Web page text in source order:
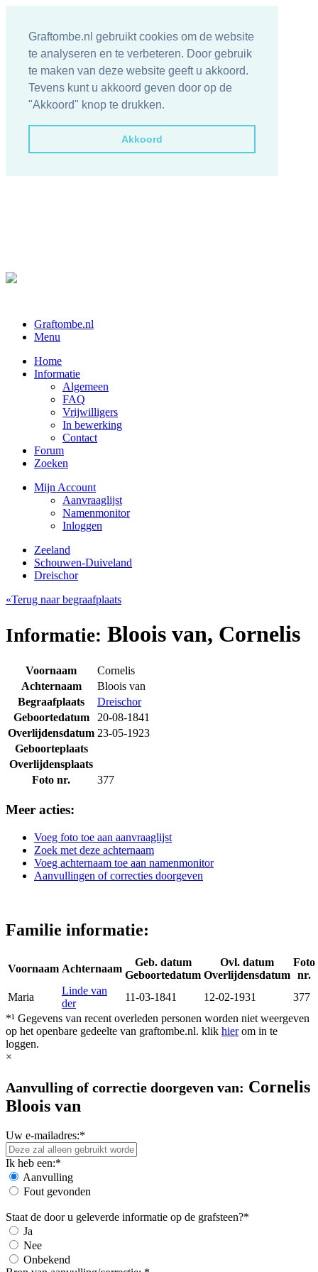
Graftombe.nl gebruikt cookies om de website
te analyseren en te verbeteren. Door gebruik
te maken van deze website geeft u akkoord.
Tevens kunt u akkoord geven door op de
"Akkoord" knop te drukken.
Akkoord
Graftombe.nl
Menu
Home
Informatie
Algemeen
FAQ
Vrijwilligers
In bewerking
Contact
Forum
Zoeken
Mijn Account
Aanvraaglijst
Namenmonitor
Inloggen
Zeeland
Schouwen-Duiveland
Dreischor
«Terug naar begraafplaats
Informatie: Bloois van, Cornelis
Voornaam
Cornelis
Achternaam
Bloois van
Begraafplaats
Dreischor
Geboortedatum
20-08-1841
Overlijdensdatum 23-05-1923
Geboorteplaats
Overlijdensplaats
Foto nr.
377
Meer acties:
Voeg foto toe aan aanvraaglijst
Zoek met deze achternaam
Voeg achternaam toe aan namenmonitor
Aanvullingen of correcties doorgeven
Familie informatie:
Voornaam Achternaam
Geb. datum
Geboortedatum
Ovl. datum
Overlijdensdatum
Foto
nr.
Maria
Linde van
der
11-03-1841 12-02-1931
377
*¹ Gegevens van recent overleden personen worden niet weergeven
op het openbare gedeelte van graftombe.nl. klik hierom in te
loggen.
×
Aanvulling of correctie doorgeven van: Cornelis
Bloois van
Uw e-mailadres:*
Ik heb een:*
Aanvulling
Fout gevonden
Staat de door u geleverde informatie op de grafsteen?*
Ja
Nee
Onbekend